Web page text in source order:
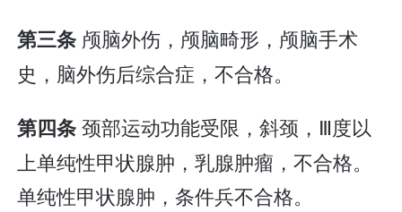
第三条 颅脑外伤，颅脑畸形，颅脑手术
史，脑外伤后综合症，不合格。
第四条颈部运动功能受限，斜颈，Ⅲ度以
上单纯性甲状腺肿，乳腺肿瘤，不合格。
单纯性甲状腺肿，条件兵不合格。